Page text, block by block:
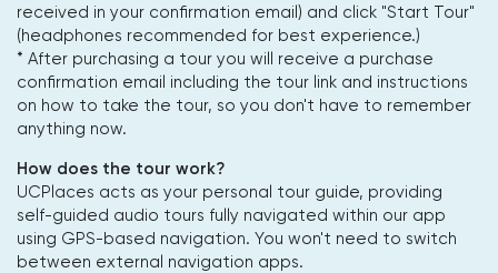
received in your confirmation email) and click "Start Tour"
(headphones recommended for best experience.)
* After purchasing a tour you will receive a purchase
confirmation email including the tour link and instructions
on how to take the tour, so you don't have to remember
anything now.
How does the tour work?
UCPlaces acts as your personal tour guide, providing
self-guided audio tours fully navigated within our app
using GPS-based navigation. You won't need to switch
between external navigation apps.